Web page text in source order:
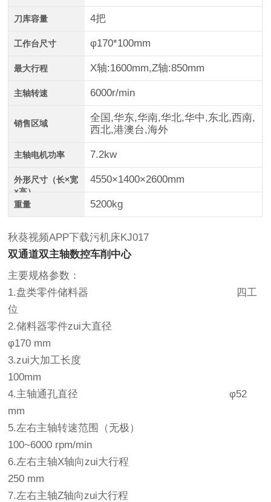
刀库容量 4把
工作台尺寸 φ170*100mm
最大行程 X轴:1600mm,Z轴:850mm
主轴转速 6000r/min
销售区域
全国,华东,华南,华北,华中,东北,西南,
西北,港澳台,海外
主轴电机功率 7.2kw
外形尺寸（长×宽
×高）
4550×1400×2600mm
重量 5200kg
秋葵视频APP下载污机床KJ017
双通道双主轴数控车削中心
主要规格参数：
1.盘类零件储料器 四工
位
2.储料器零件zui大直径
φ170 mm
3.zui大加工长度
100mm
4.主轴通孔直径 φ52
mm
5.左右主轴转速范围（无极）
100~6000 rpm/min
6.左右主轴X轴向zui大行程
250 mm
7.左右主轴Z轴向zui大行程